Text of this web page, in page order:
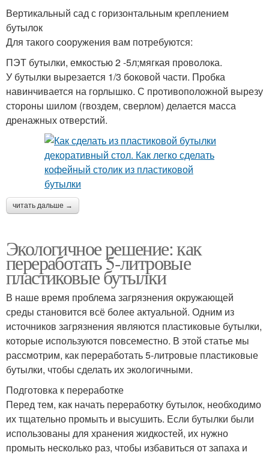
Вертикальный сад с горизонтальным креплением
бутылок
Для такого сооружения вам потребуются:
ПЭТ бутылки, емкостью 2 -5л;мягкая проволока.
У бутылки вырезается 1/3 боковой части. Пробка
навинчивается на горлышко. С противоположной вырезу
стороны шилом (гвоздем, сверлом) делается масса
дренажных отверстий.
читать дальше →
Экологичное решение: как
переработать 5-литровые
пластиковые бутылки
В наше время проблема загрязнения окружающей
среды становится всё более актуальной. Одним из
источников загрязнения являются пластиковые бутылки,
которые используются повсеместно. В этой статье мы
рассмотрим, как переработать 5-литровые пластиковые
бутылки, чтобы сделать их экологичными.
Подготовка к переработке
Перед тем, как начать переработку бутылок, необходимо
их тщательно промыть и высушить. Если бутылки были
использованы для хранения жидкостей, их нужно
промыть несколько раз, чтобы избавиться от запаха и